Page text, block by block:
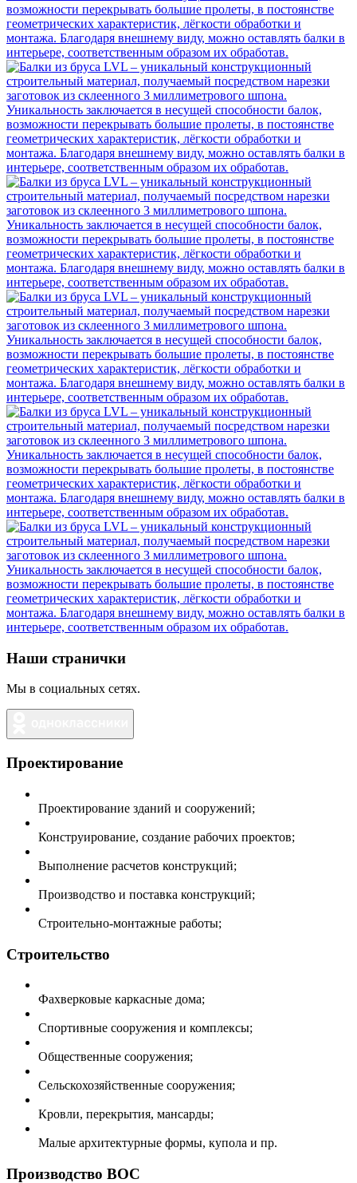
Наши странички
Мы в социальных сетях.
Проектирование
Проектирование зданий и сооружений;
Конструирование, создание рабочих проектов;
Выполнение расчетов конструкций;
Производство и поставка конструкций;
Строительно-монтажные работы;
Строительство
Фахверковые каркасные дома;
Спортивные сооружения и комплексы;
Общественные сооружения;
Сельскохозяйственные сооружения;
Кровли, перекрытия, мансарды;
Малые архитектурные формы, купола и пр.
Производство ВОС